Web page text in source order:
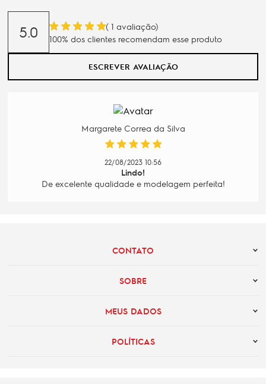
5.0 (1 avaliação)
100% dos clientes recomendam esse produto
ESCREVER AVALIAÇÃO
Margarete Correa da Silva
22/08/2023 10:56
Lindo!
De excelente qualidade e modelagem perfeita!
CONTATO
SOBRE
MEUS DADOS
POLÍTICAS